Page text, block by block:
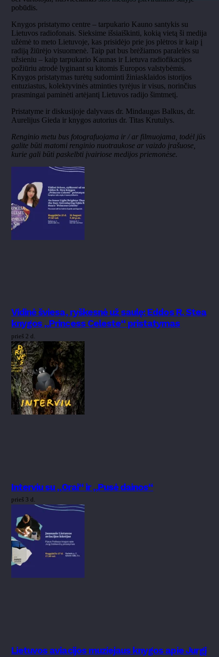
pobūdis.
Knygos pristatymo centre – tarpukario Kauno santykis su
Lietuvos radiofonais. Sieksime išsiaiškinti, kokią vietą ši medija
užėmė to meto Lietuvoje, kas prisidėjo prie jos plėtros ir kaip į
radiją žiūrėjo visuomenė. Taip pat bus brėžiamos paralelės su
užsieniu – kaip tarpukario Kaunas ir Lietuva radiofikacijos
požiūriu atrodė lyginant su kitomis Europos valstybėmis.
Knygos pristatymas turėtų sudominti žiniasklaidos istorijos
entuziastus, kolektyvinės atminties tyrėjus ir visus, norinčius
prasmingai paminėti artėjantį Lietuvos radijo šimtmetį.
Pristatyme ir diskusijoje dalyvaus dr. Mindaugas Balkus, dr.
Aurelijus Gieda ir knygos autorius dr. Titas Krutulys.
Renginio metu bus fotografuojama ir / ar filmuojama, todėl jūs
galite būti matomi renginio nuotraukose ar vaizdo įrašuose,
kurie gali būti paskelbti įvairiose medijos priemonėse.
Vidinė šviesa, ryškesnė už saulę: Eddos R. Stea
knygos „Princess Celeste“ pristatymas
prieš 2 d.
Interviu su „Orai“ ir „Pusė dainos“
prieš 3 d.
Lietuvos aviacijos muziejaus knygos apie Jurgį